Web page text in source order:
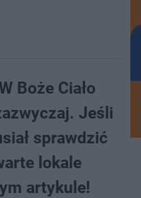
Boże Ciało
Jeśli
sprawdzić
lokale
artykule!